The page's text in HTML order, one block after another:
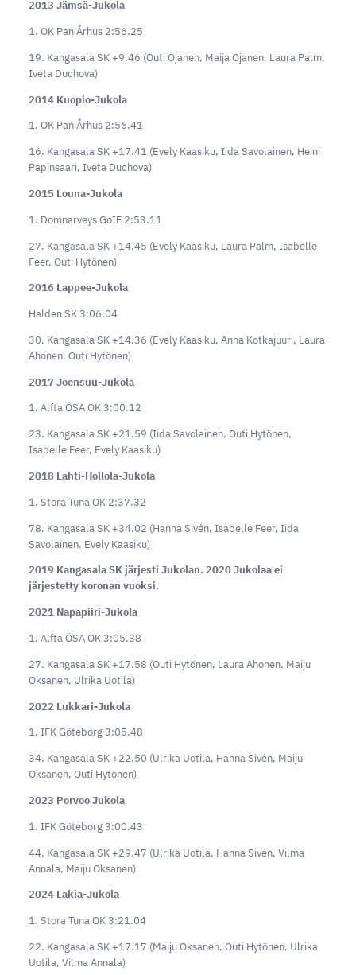
2013 Jämsä-Jukola
1. OK Pan Århus 2:56.25
19. Kangasala SK +9.46 (Outi Ojanen, Maija Ojanen, Laura Palm,
Iveta Duchova)
2014 Kuopio-Jukola
1. OK Pan Århus 2:56.41
16. Kangasala SK +17.41 (Evely Kaasiku, Iida Savolainen, Heini
Papinsaari, Iveta Duchova)
2015 Louna-Jukola
1. Domnarveys GoIF 2:53.11
27. Kangasala SK +14.45 (Evely Kaasiku, Laura Palm, Isabelle
Feer, Outi Hytönen)
2016 Lappee-Jukola
Halden SK 3:06.04
30. Kangasala SK +14.36 (Evely Kaasiku, Anna Kotkajuuri, Laura
Ahonen, Outi Hytönen)
2017 Joensuu-Jukola
1. Alfta ÖSA OK 3:00.12
23. Kangasala SK +21.59 (Iida Savolainen, Outi Hytönen,
Isabelle Feer, Evely Kaasiku)
2018 Lahti-Hollola-Jukola
1. Stora Tuna OK 2:37.32
78. Kangasala SK +34.02 (Hanna Sivén, Isabelle Feer, Iida
Savolainen. Evely Kaasiku)
2019 Kangasala SK järjesti Jukolan. 2020 Jukolaa ei
järjestetty koronan vuoksi.
2021 Napapiiri-Jukola
1. Alfta ÖSA OK 3:05.38
27. Kangasala SK +17.58 (Outi Hytönen, Laura Ahonen, Maiju
Oksanen, Ulrika Uotila)
2022 Lukkari-Jukola
1. IFK Göteborg 3:05.48
34. Kangasala SK +22.50 (Ulrika Uotila, Hanna Sivén, Maiju
Oksanen, Outi Hytönen)
2023 Porvoo Jukola
1. IFK Göteborg 3:00.43
44. Kangasala SK +29.47 (Ulrika Uotila, Hanna Sivén, Vilma
Annala, Maiju Oksanen)
2024 Lakia-Jukola
1. Stora Tuna OK 3:21.04
22. Kangasala SK +17.17 (Maiju Oksanen, Outi Hytönen, Ulrika
Uotila, Vilma Annala)